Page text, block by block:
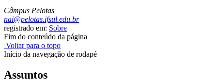
Câmpus Pelotas
nai@pelotas.ifsul.edu.br
registrado em: Sobre
Fim do conteúdo da página
Voltar para o topo
Início da navegação de rodapé
Assuntos